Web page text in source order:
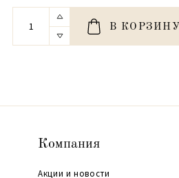
В КОРЗИНУ
Компания
Акции и новости